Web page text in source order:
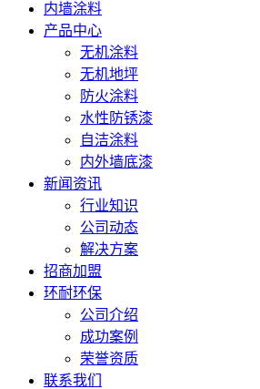
内墙涂料
产品中心
无机涂料
无机地坪
防火涂料
水性防锈漆
自洁涂料
内外墙底漆
新闻资讯
行业知识
公司动态
解决方案
招商加盟
环耐环保
公司介绍
成功案例
荣誉资质
联系我们